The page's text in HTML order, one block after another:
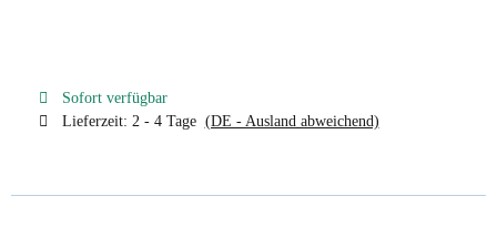
Sofort verfügbar
Lieferzeit: 2 - 4 Tage (DE - Ausland abweichend)